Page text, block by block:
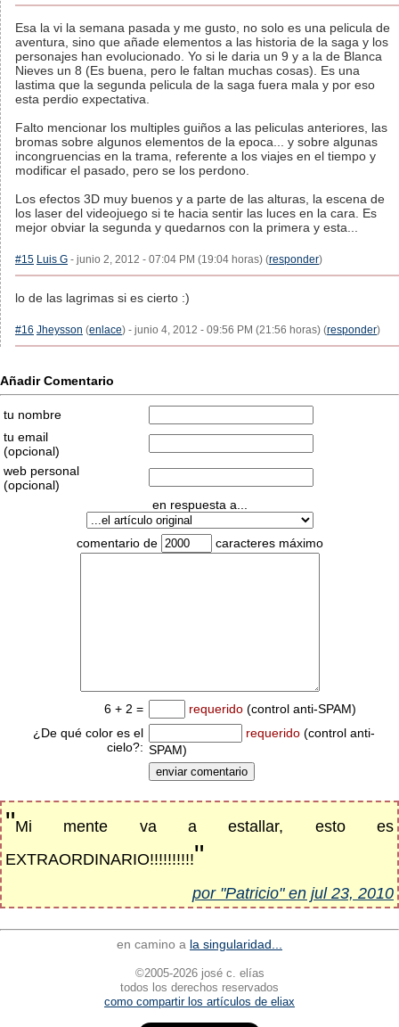
Esa la vi la semana pasada y me gusto, no solo es una pelicula de
aventura, sino que añade elementos a las historia de la saga y los
personajes han evolucionado. Yo si le daria un 9 y a la de Blanca
Nieves un 8 (Es buena, pero le faltan muchas cosas). Es una
lastima que la segunda pelicula de la saga fuera mala y por eso
esta perdio expectativa.
Falto mencionar los multiples guiños a las peliculas anteriores, las
bromas sobre algunos elementos de la epoca... y sobre algunas
incongruencias en la trama, referente a los viajes en el tiempo y
modificar el pasado, pero se los perdono.
Los efectos 3D muy buenos y a parte de las alturas, la escena de
los laser del videojuego si te hacia sentir las luces en la cara. Es
mejor obviar la segunda y quedarnos con la primera y esta...
#15 Luis G - junio 2, 2012 - 07:04 PM (19:04 horas) (responder)
lo de las lagrimas si es cierto :)
#16 Jheysson (enlace) - junio 4, 2012 - 09:56 PM (21:56 horas) (responder)
Añadir Comentario
tu nombre
tu email
(opcional)
web personal
(opcional)
en respuesta a...
comentario de caracteres máximo
6 + 2 = requerido (control anti-SPAM)
¿De qué color es el
cielo?:
requerido (control anti-
SPAM)
"Mi mente va a estallar, esto es
EXTRAORDINARIO!!!!!!!!!!"
por "Patricio" en jul 23, 2010
en camino a la singularidad...
©2005-2026 josé c. elías
todos los derechos reservados
como compartir los artículos de eliax